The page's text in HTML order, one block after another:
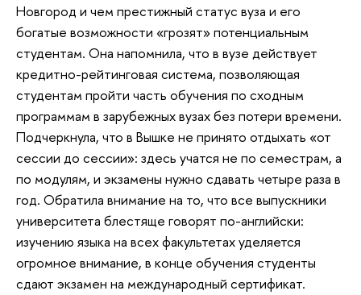
Новгород и чем престижный статус вуза и его
богатые возможности «грозят» потенциальным
студентам. Она напомнила, что в вузе действует
кредитно-рейтинговая система, позволяющая
студентам пройти часть обучения по сходным
программам в зарубежных вузах без потери времени.
Подчеркнула, что в Вышке не принято отдыхать «от
сессии до сессии»: здесь учатся не по семестрам, а
по модулям, и экзамены нужно сдавать четыре раза в
год. Обратила внимание на то, что все выпускники
университета блестяще говорят по-английски:
изучению языка на всех факультетах уделяется
огромное внимание, в конце обучения студенты
сдают экзамен на международный сертификат.